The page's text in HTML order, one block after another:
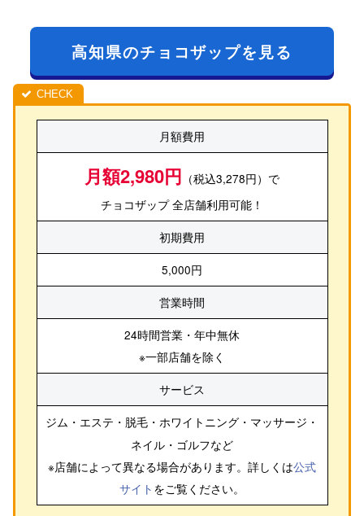
高知県のチョコザップを見る
月額費用
月額2,980円 （税込3,278円）で
チョコザップ 全店舗利用可能！
初期費用
5,000円
営業時間
24時間営業・年中無休
※一部店舗を除く
サービス
ジム・エステ・脱毛・ホワイトニング・マッサージ・
ネイル・ゴルフなど
※店舗によって異なる場合があります。詳しくは公式
サイト をご覧ください。